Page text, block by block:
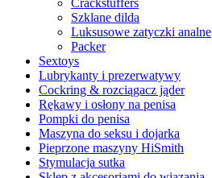
Crackstuffers
Szklane dilda
Luksusowe zatyczki analne
Packer
Sextoys
Lubrykanty i prezerwatywy
Cockring & rozciągacz jąder
Rękawy i osłony na penisa
Pompki do penisa
Maszyna do seksu i dojarka
Pieprzone maszyny HiSmith
Stymulacja sutka